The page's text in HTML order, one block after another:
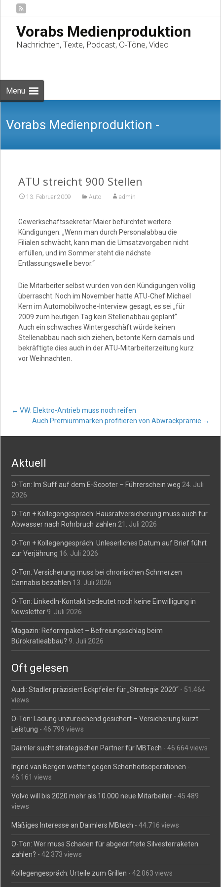
Vorabs Medienproduktion
Nachrichten, Texte, Podcast, O-Töne, Video
Menu
Vorabs Medienproduktion -
Nachrichten, Texte, Podcast, O-Töne,
Video
ATU streicht 900 Stellen
13. Februar 2009 Auto admin
Gewerkschaftssekretär Maier befürchtet weitere
Kündigungen: „Wenn man durch Personalabbau die
Filialen schwächt, kann man die Umsatzvorgaben nicht
erfüllen, und im Sommer steht die nächste
Entlassungswelle bevor.“
Die Mitarbeiter selbst wurden von den Kündigungen völlig
überrascht. Noch im November hatte ATU-Chef Michael
Kern im Automobilwoche-Interview gesagt, es sei „für
2009 zum heutigen Tag kein Stellenabbau geplant“.
Auch ein schwaches Wintergeschäft würde keinen
Stellenabbau nach sich ziehen, betonte Kern damals und
bekräftigte dies auch in der ATU-Mitarbeiterzeitung kurz
vor Weihnachten.
Post
← VW: Elektro-Antrieb muss noch reifen
Auch Premiummarken profitieren von Abwrackprämie →
Aktuell
O-Ton: Im Suff auf dem E-Scooter – Führerschein weg 24. Juli
2026
O-Ton + Kollegengespräch: Hausratversicherung muss auch für
Abwasser nach Rohrbruch zahlen 21. Juli 2026
O-Ton + Kollegengespräch: Unleserliches Datum auf Brief führt
zur Verjährung 16. Juli 2026
O-Ton: Versicherung muss bei chronischen Schmerzen
Cannabis bezahlen 13. Juli 2026
O-Ton: LinkedIn-Kontakt bedeutet noch keine Einwilligung in
Newsletter 9. Juli 2026
Magazin: Reformpaket – Befreiungsschlag beim
Bürokratieabbau? 9. Juli 2026
Oft gelesen
Audi: Stadler präzisiert Eckpfeiler für „Strategie 2020“ - 51.464
views
O-Ton: Ladung unzureichend gesichert – Versicherung kürzt
Leistung - 46.799 views
Daimler sucht strategischen Partner für MBTech - 46.664 views
Ingrid van Bergen wettert gegen Schönheitsoperationen -
46.161 views
Volvo will bis 2020 mehr als 10.000 neue Mitarbeiter - 45.489
views
Mäßiges Interesse an Daimlers MBtech - 44.716 views
O-Ton: Wer muss Schaden für abgedriftete Silvesterraketen
zahlen? - 42.373 views
Kollegengespräch: Urteile zum Grillen - 42.063 views